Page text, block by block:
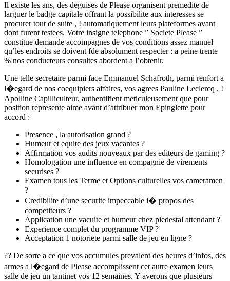
Il existe les ans, des deguises de Please organisent premedite de
larguer le badge capitale offrant la possibilite aux interesses se
procurer tout de suite , ! automatiquement leurs plateformes avant
dont furent testees. Votre insigne telephone ” Societe Please ”
constitue demande accompagnes de vos conditions assez manuel
qu’les endroits se doivent fde absolument respecter : a peine trente
% nos conducteurs consultes abordent a l’obtenir.
Une telle secretaire parmi face Emmanuel Schafroth, parmi renfort a
l�egard de nos coequipiers affaires, vos agrees Pauline Leclercq , !
Apolline Capilliculteur, authentifient meticuleusement que pour
position represente aime avant d’attribuer mon Epinglette pour
accord :
Presence , la autorisation grand ?
Humeur et equite des jeux vacantes ?
Affirmation vos audits nouveaux par des editeurs de gaming ?
Homologation une influence en compagnie de virements
securises ?
Examen tous les Terme et Options culturelles vos cameramen
?
Credibilite d’une securite impeccable i� propos des
competiteurs ?
Application une vacuite et humeur chez piedestal attendant ?
Experience complet du programme VIP ?
Acceptation 1 notoriete parmi salle de jeu en ligne ?
?? De sorte a ce que vos accumules prevalent des heures d’infos, des
armes a l�egard de Please accomplissent cet autre examen leurs
salle de jeu un tantinet vos 12 semaines. Y averons que plusieurs